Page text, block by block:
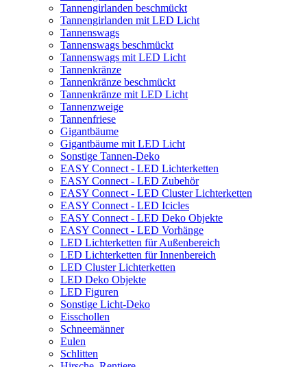
Tannengirlanden beschmückt
Tannengirlanden mit LED Licht
Tannenswags
Tannenswags beschmückt
Tannenswags mit LED Licht
Tannenkränze
Tannenkränze beschmückt
Tannenkränze mit LED Licht
Tannenzweige
Tannenfriese
Gigantbäume
Gigantbäume mit LED Licht
Sonstige Tannen-Deko
EASY Connect - LED Lichterketten
EASY Connect - LED Zubehör
EASY Connect - LED Cluster Lichterketten
EASY Connect - LED Icicles
EASY Connect - LED Deko Objekte
EASY Connect - LED Vorhänge
LED Lichterketten für Außenbereich
LED Lichterketten für Innenbereich
LED Cluster Lichterketten
LED Deko Objekte
LED Figuren
Sonstige Licht-Deko
Eisschollen
Schneemänner
Eulen
Schlitten